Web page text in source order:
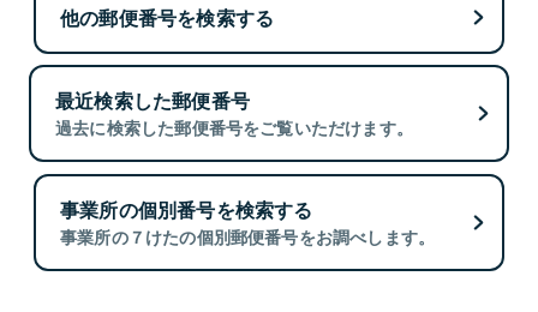
他の郵便番号を検索する
最近検索した郵便番号
過去に検索した郵便番号をご覧いただけます。
事業所の個別番号を検索する
事業所の７けたの個別郵便番号をお調べします。